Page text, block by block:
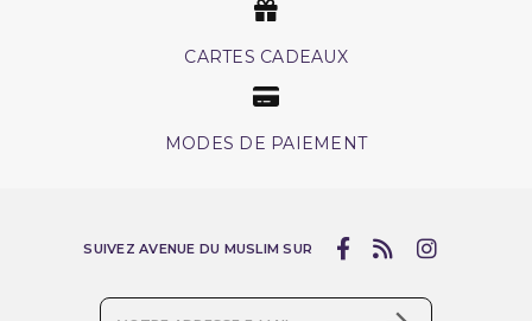
CARTES CADEAUX
MODES DE PAIEMENT
SUIVEZ AVENUE DU MUSLIM SUR